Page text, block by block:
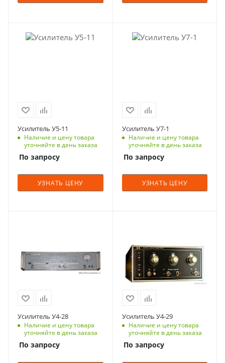
Усилитель У5-11
Наличие и цену товара
уточняйте в день заказа
По запросу
УЗНАТЬ ЦЕНУ
Усилитель У7-1
Наличие и цену товара
уточняйте в день заказа
По запросу
УЗНАТЬ ЦЕНУ
Усилитель У4-28
Наличие и цену товара
уточняйте в день заказа
По запросу
Усилитель У4-29
Наличие и цену товара
уточняйте в день заказа
По запросу